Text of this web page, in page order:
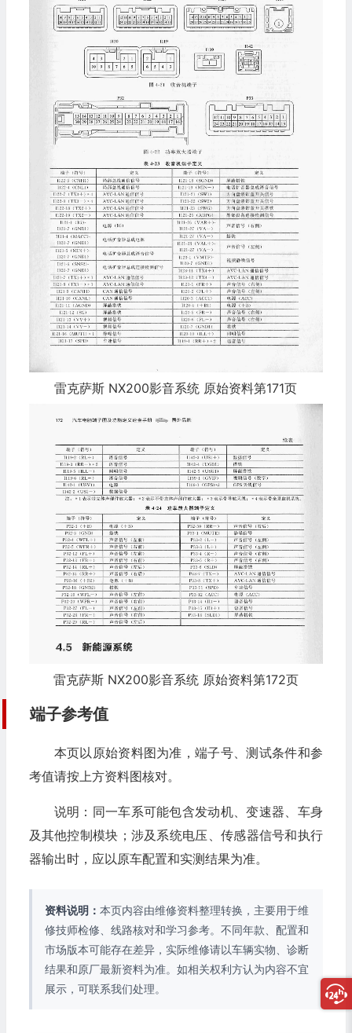
雷克萨斯 NX200影音系统 原始资料第171页
雷克萨斯 NX200影音系统 原始资料第172页
端子参考值
本页以原始资料图为准，端子号、测试条件和参
考值请按上方资料图核对。
说明：同一车系可能包含发动机、变速器、车身
及其他控制模块；涉及系统电压、传感器信号和执行
器输出时，应以原车配置和实测结果为准。
资料说明： 本页内容由维修资料整理转换，主要用于维
修技师检修、线路核对和学习参考。不同年款、配置和
市场版本可能存在差异，实际维修请以车辆实物、诊断
结果和原厂最新资料为准。如相关权利方认为内容不宜
展示，可联系我们处理。